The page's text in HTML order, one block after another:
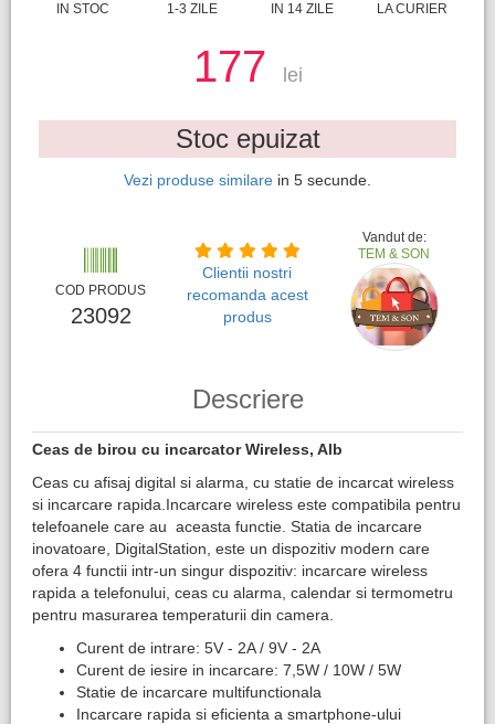
IN STOC
1-3 ZILE
IN 14 ZILE
LA CURIER
177 lei
Stoc epuizat
Vezi produse similare in 4 secunde.
COD PRODUS
23092
Clientii nostri
recomanda acest
produs
Vandut de:
TEM & SON
Descriere
Ceas de birou cu incarcator Wireless, Alb
Ceas cu afisaj digital si alarma, cu statie de incarcat wireless
si incarcare rapida.Incarcare wireless este compatibila pentru
telefoanele care au aceasta functie. Statia de incarcare
inovatoare, DigitalStation, este un dispozitiv modern care
ofera 4 functii intr-un singur dispozitiv: incarcare wireless
rapida a telefonului, ceas cu alarma, calendar si termometru
pentru masurarea temperaturii din camera.
Curent de intrare: 5V - 2A / 9V - 2A
Curent de iesire in incarcare: 7,5W / 10W / 5W
Statie de incarcare multifunctionala
Incarcare rapida si eficienta a smartphone-ului